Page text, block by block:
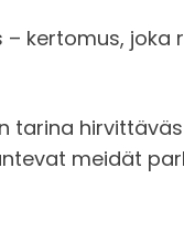
kertomus, joka
tarina
meidät